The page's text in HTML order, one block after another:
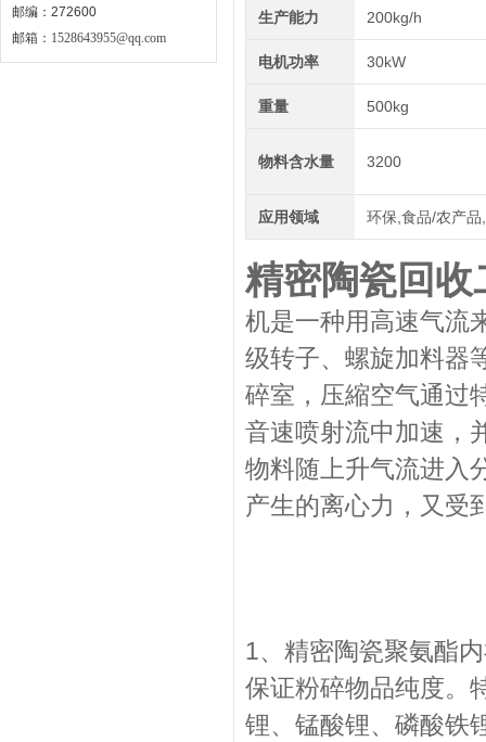
邮编：272600
邮箱： 1528643955@qq.com
生产能力 200kg/h
电机功率 30kW
重量 500kg
物料含水量 3200
应用领域 环保,食品/农产
精密陶瓷回收
机是一种用高速气流
级转子、螺旋加料器
碎室，压縮空气通过
音速喷射流中加速，
物料随上升气流进入
产生的离心力，又受
1、精密陶瓷聚氨酯
保证粉碎物品纯度。
锂、锰酸锂、磷酸铁